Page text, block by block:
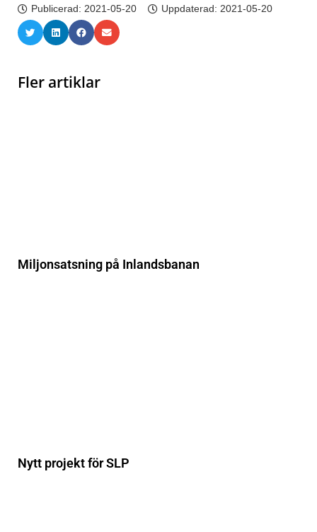
Publicerad: 2021-05-20 Uppdaterad: 2021-05-20
Fler artiklar
Miljonsatsning på Inlandsbanan
Nytt projekt för SLP